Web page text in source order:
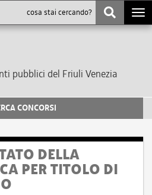
pubblici del Friuli Venezia
CONCORSI
DELLA
PER TITOLO DI